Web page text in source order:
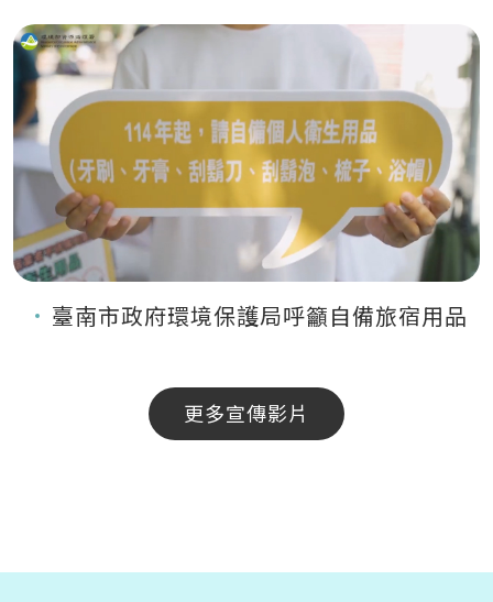
臺南市政府環境保護局呼籲自備旅宿用品
更多宣傳影片